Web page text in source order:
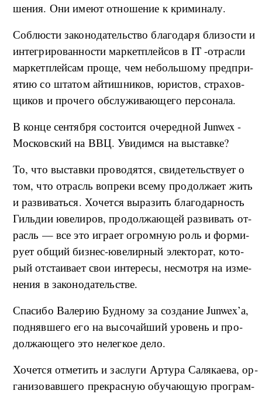
ше­ния. Они име­ют от­но­ше­ние к кри­ми­на­лу.
Со­б­лю­сти за­ко­но­да­тель­ство бла­го­да­ря бли­зо­сти и
ин­те­гри­ро­ван­но­сти мар­кет­плей­сов в IT -о­т­рас­ли
мар­кет­плей­сам про­ще, чем не­боль­шо­му пред­при­
я­тию со шта­том ай­ти­ш­ни­ков, юри­стов, стра­хо­в­
щи­ков и про­че­го об­слу­жи­ва­ю­ще­го пе­р­со­на­ла.
В кон­це сен­тяб­ря со­сто­и­т­ся оче­ред­ной Junwex -
Мос­ко­в­ский на ВВЦ. Уви­ди­м­ся на вы­став­ке?
То, что вы­став­ки про­во­дят­ся, сви­де­тель­ству­ет о
том, что от­расль во­пре­ки все­му про­дол­жа­ет жить
и раз­ви­вать­ся. Хо­чет­ся вы­ра­зить бла­го­дар­ность
Гиль­дии юве­ли­ров, про­дол­жа­ю­щей раз­ви­вать от­
расль — все это иг­ра­ет огро­м­ную роль и фор­ми­
ру­ет об­щий биз­нес-­ю­ве­ли­р­ный элек­то­рат, ко­то­
рый от­ста­и­ва­ет свои ин­те­ре­сы, не­смо­т­ря на из­ме­
не­ния в за­ко­но­да­тель­стве.
С­па­си­бо Ва­ле­рию Буд­но­му за со­з­да­ние Junwex’а,
под­няв­ше­го его на вы­со­чай­ший уро­вень и про­
дол­жа­ю­ще­го это не­ле­г­кое де­ло.
Хо­чет­ся от­ме­тить и за­слу­ги Ар­ту­ра Са­ля­ка­е­ва, ор­
га­ни­зо­вав­ше­го пре­крас­ную обу­ча­ю­щую про­гра­м­